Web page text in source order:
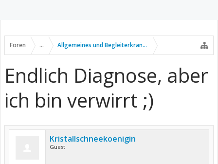
Foren ... Allgemeines und Begleiterkrankungen
Endlich Diagnose, aber
ich bin verwirrt ;)
Kristallschneekoenigin
Guest